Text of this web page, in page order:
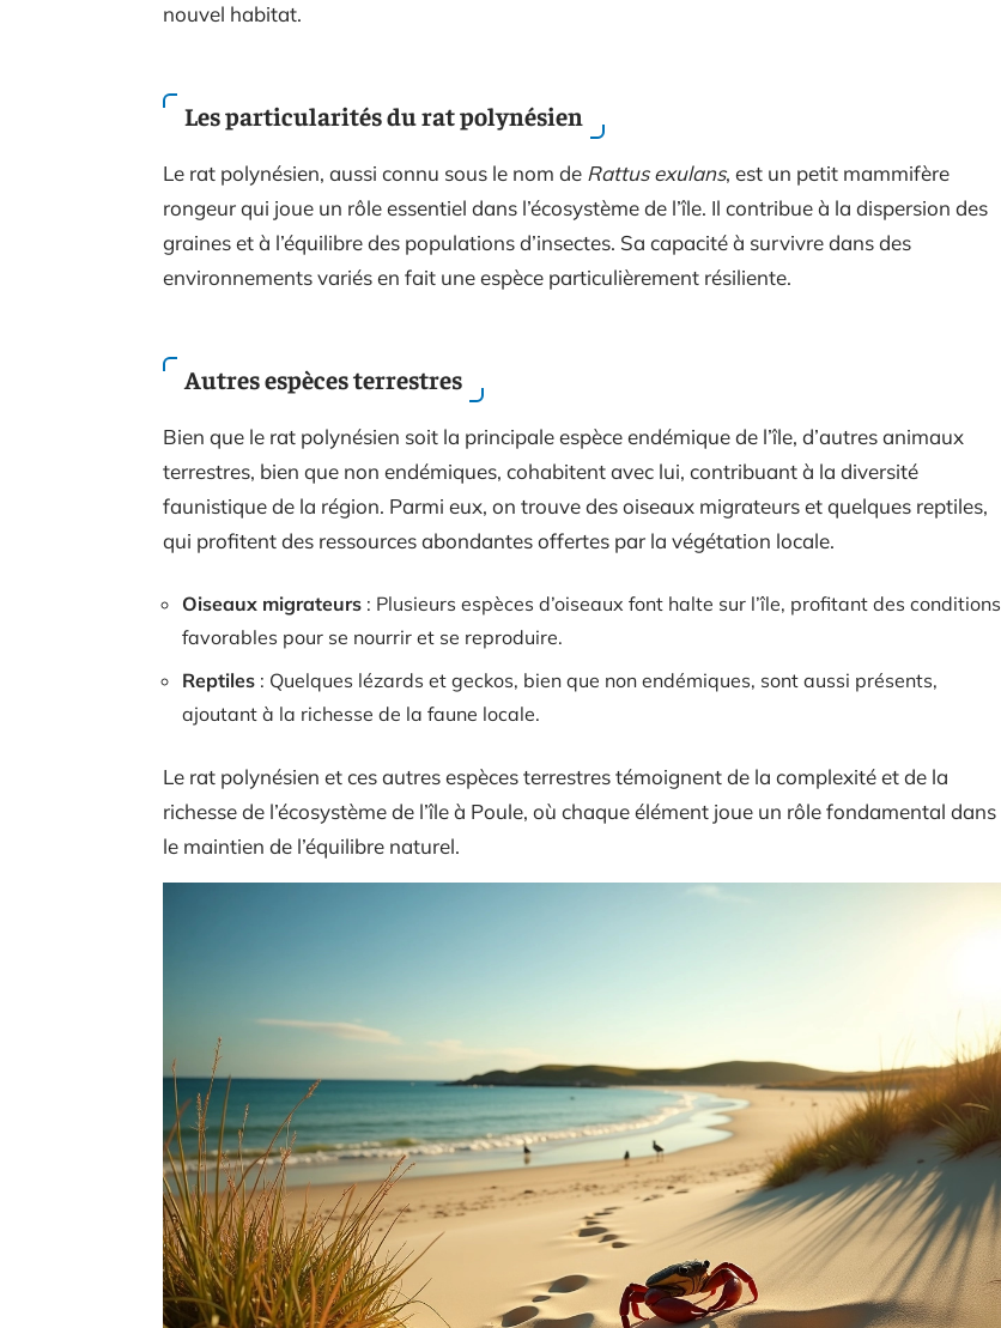
nouvel habitat.
Les particularités du rat polynésien
Le rat polynésien, aussi connu sous le nom de Rattus exulans, est un petit mammifère
rongeur qui joue un rôle essentiel dans l’écosystème de l’île. Il contribue à la dispersion des
graines et à l’équilibre des populations d’insectes. Sa capacité à survivre dans des
environnements variés en fait une espèce particulièrement résiliente.
Autres espèces terrestres
Bien que le rat polynésien soit la principale espèce endémique de l’île, d’autres animaux
terrestres, bien que non endémiques, cohabitent avec lui, contribuant à la diversité
faunistique de la région. Parmi eux, on trouve des oiseaux migrateurs et quelques reptiles,
qui profitent des ressources abondantes offertes par la végétation locale.
Oiseaux migrateurs : Plusieurs espèces d’oiseaux font halte sur l’île, profitant des conditions
favorables pour se nourrir et se reproduire.
Reptiles : Quelques lézards et geckos, bien que non endémiques, sont aussi présents,
ajoutant à la richesse de la faune locale.
Le rat polynésien et ces autres espèces terrestres témoignent de la complexité et de la
richesse de l’écosystème de l’île à Poule, où chaque élément joue un rôle fondamental dans
le maintien de l’équilibre naturel.